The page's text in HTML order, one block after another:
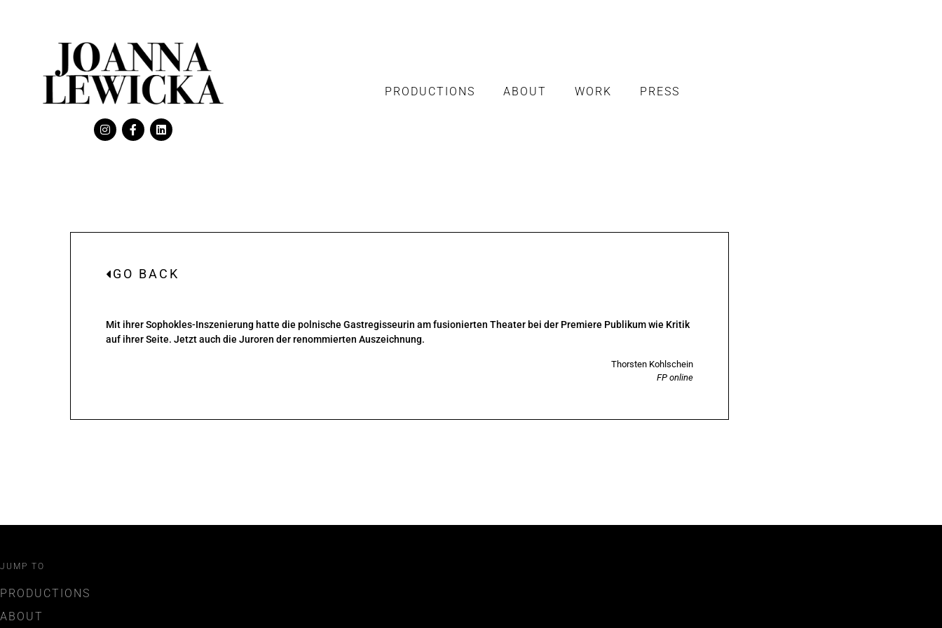
PRODUCTIONS ABOUT WORK PRESS
GO BACK
Mit ihrer Sophokles-Inszenierung hatte die polnische Gastregisseurin am fusionierten Theater bei der Premiere Publikum wie Kritik
auf ihrer Seite. Jetzt auch die Juroren der renommierten Auszeichnung.
Thorsten Kohlschein
FP online
JUMP TO
PRODUCTIONS
ABOUT